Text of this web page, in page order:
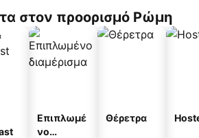
στον προορισμό Ρώμη
Επιπλωμέ
νο
Θέρετρα